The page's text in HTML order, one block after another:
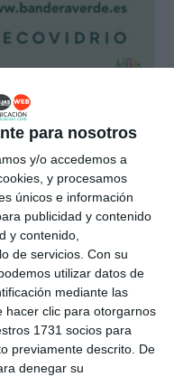
para nosotros
y/o accedemos a
y procesamos
únicos e información
publicidad y contenido
y contenido,
de servicios. Con su
utilizar datos de
mediante las
hacer clic para otorgarnos
1731 socios para
previamente descrito. De
denegar su